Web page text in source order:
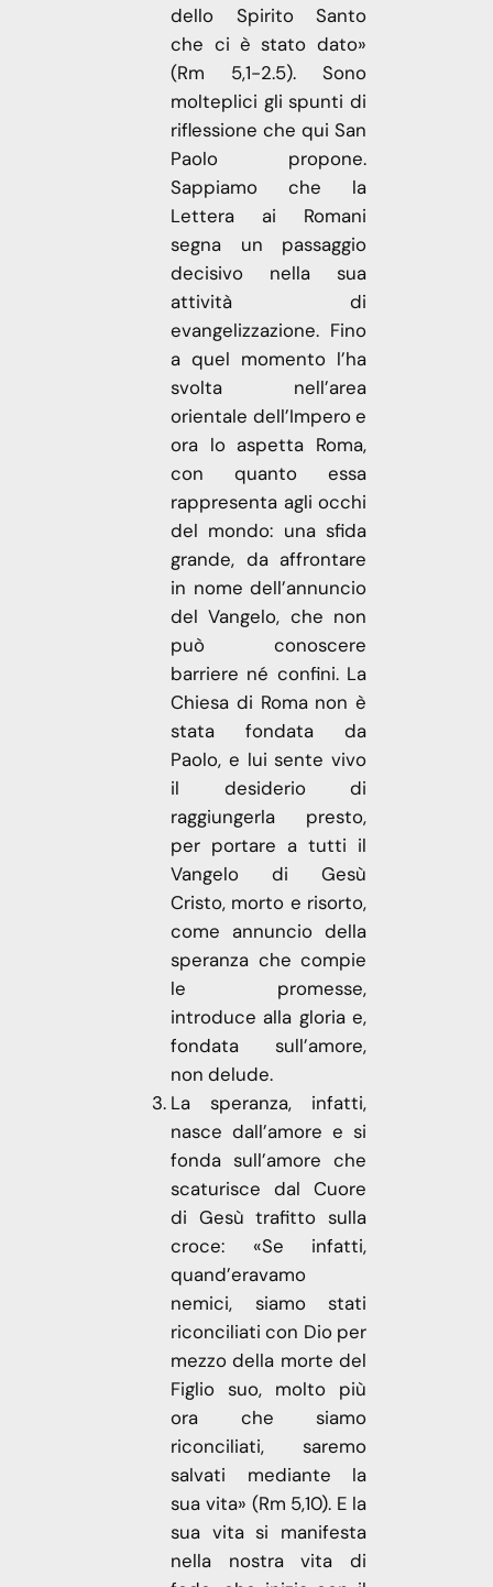
dello Spirito Santo
che ci è stato dato»
(Rm 5,1-2.5). Sono
molteplici gli spunti di
riflessione che qui San
Paolo propone.
Sappiamo che la
Lettera ai Romani
segna un passaggio
decisivo nella sua
attività di
evangelizzazione. Fino
a quel momento l’ha
svolta nell’area
orientale dell’Impero e
ora lo aspetta Roma,
con quanto essa
rappresenta agli occhi
del mondo: una sfida
grande, da affrontare
in nome dell’annuncio
del Vangelo, che non
può conoscere
barriere né confini. La
Chiesa di Roma non è
stata fondata da
Paolo, e lui sente vivo
il desiderio di
raggiungerla presto,
per portare a tutti il
Vangelo di Gesù
Cristo, morto e risorto,
come annuncio della
speranza che compie
le promesse,
introduce alla gloria e,
fondata sull’amore,
non delude.
La speranza, infatti,
nasce dall’amore e si
fonda sull’amore che
scaturisce dal Cuore
di Gesù trafitto sulla
croce: «Se infatti,
quand’eravamo
nemici, siamo stati
riconciliati con Dio per
mezzo della morte del
Figlio suo, molto più
ora che siamo
riconciliati, saremo
salvati mediante la
sua vita» (Rm 5,10). E la
sua vita si manifesta
nella nostra vita di